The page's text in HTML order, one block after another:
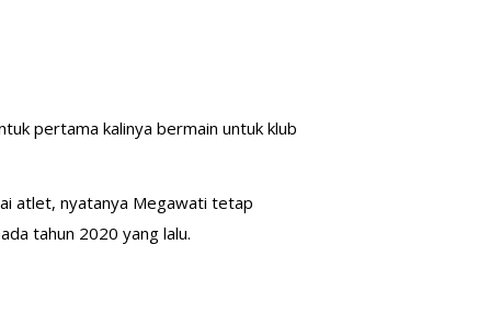
pertama kalinya bermain untuk klub
atlet, nyatanya Megawati tetap
tahun 2020 yang lalu.